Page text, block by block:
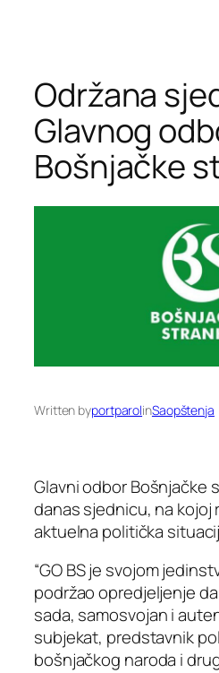
Održana
Glavnog
Bošnjačke
Written byportparolinSaopštenja
Glavni odbor Bošnjačke
danas sjednicu, na kojoj
aktuelna politička
“GO BS je svojom
podržao opredjeljenje
sada, samosvojan i
subjekat, predstavnik
bošnjačkog naroda i